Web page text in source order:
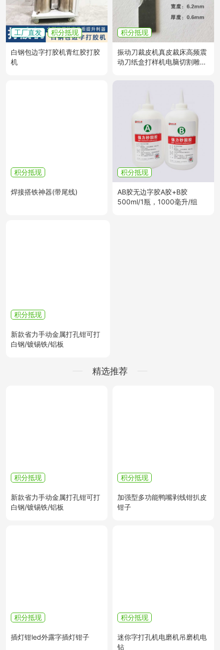
工厂直发 积分抵现
白钢包边字打胶机青红胶打胶
机
积分抵现
振动刀裁皮机真皮裁床高频震
动刀纸盒打样机电脑切割雕刻
积分抵现
焊接搭铁神器(带尾线)
积分抵现
AB胶无边字胶A胶+B胶
500ml/1瓶，1000毫升/组
积分抵现
新款省力手动金属打孔钳可打
白钢/镀锡铁/铝板
精选推荐
积分抵现
新款省力手动金属打孔钳可打
白钢/镀锡铁/铝板
积分抵现
加强型多功能鸭嘴剥线钳扒皮
钳子
积分抵现
插灯钳led外露字插灯钳子
积分抵现
迷你字打孔机电磨机吊磨机电
钻